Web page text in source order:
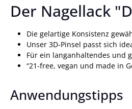
Der Nagellack
Die gelartige Konsistenz
Unser 3D-Pinsel passt sich
Für ein langanhaltendes und
“21-free, vegan und made in
Anwendungstipps